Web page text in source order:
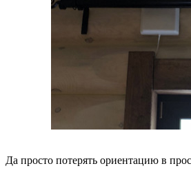
Да просто потерять ориентацию в